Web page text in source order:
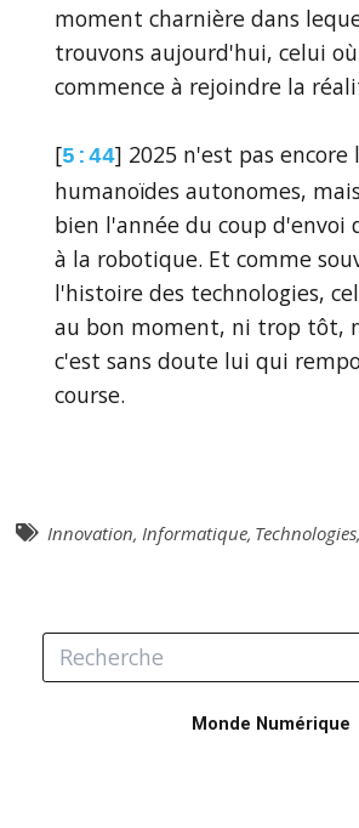
moment charnière dans
trouvons aujourd'hui, celui
commence à rejoindre la
[5:44] 2025 n'est pas encore
humanoïdes autonomes,
bien l'année du coup d'envoi
à la robotique. Et comme
l'histoire des technologies,
au bon moment, ni trop tôt,
c'est sans doute lui qui
course.
Innovation, Informatique, Technologies,
Monde Numérique